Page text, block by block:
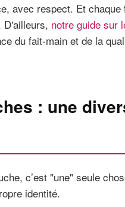
avec respect. Et chaque
D'ailleurs, notre guide sur
du fait-main et de la
: une
c’est "une" seule
identité.